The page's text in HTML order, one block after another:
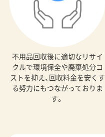
不用品回収後に適切なリサイ
クルで環境保全や廃棄処分コ
ストを抑え、回収料金を安くす
る努力にもつながっておりま
す。